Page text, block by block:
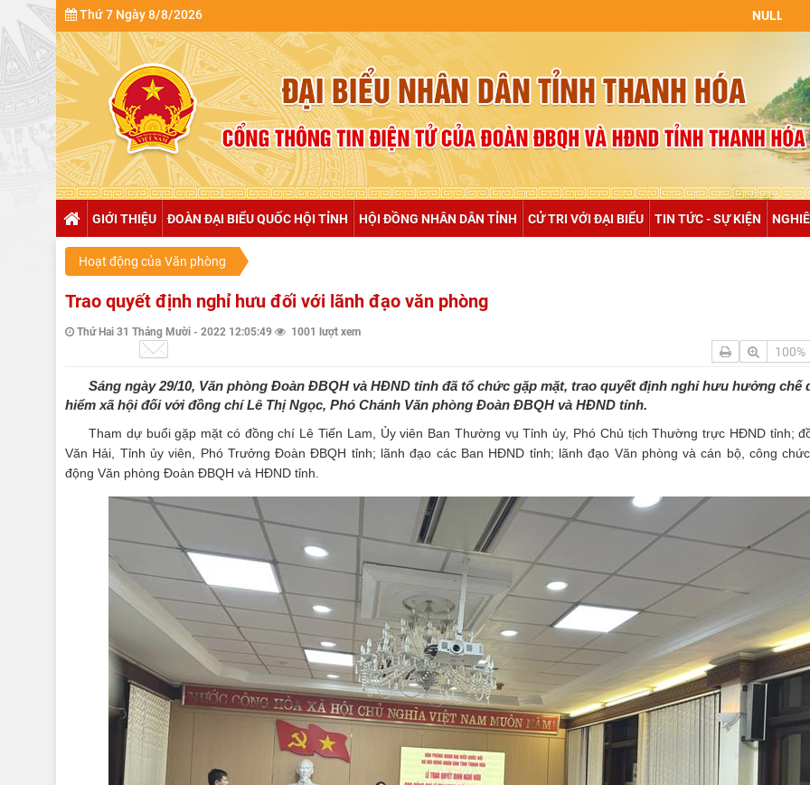
Thứ 7 Ngày 8/8/2026
GIỚI THIỆU ĐOÀN ĐẠI BIỂU QUỐC HỘI TỈNH HỘI ĐỒNG NHÂN DÂN TỈNH CỬ TRI VỚI ĐẠI BIỂU TIN TỨC - SỰ KIỆN
Hoạt động của Văn phòng
Trao quyết định nghỉ hưu đối với lãnh đạo văn phòng
Thứ Hai 31 Tháng Mười - 2022 12:05:49 1001 lượt xem
100%
Sáng ngày 29/10, Văn phòng Đoàn ĐBQH và HĐND tỉnh đã tổ chức gặp mặt, trao quyết định nghỉ hưu hưởng chế
hiểm xã hội đối với đồng chí Lê Thị Ngọc, Phó Chánh Văn phòng Đoàn ĐBQH và HĐND tỉnh.
Tham dự buổi gặp mặt có đồng chí Lê Tiến Lam, Ủy viên Ban Thường vụ Tỉnh ủy, Phó Chủ tịch Thường trực HĐND tỉnh;
Văn Hải, Tỉnh ủy viên, Phó Trưởng Đoàn ĐBQH tỉnh; lãnh đạo các Ban HĐND tỉnh; lãnh đạo Văn phòng và cán bộ, công
động Văn phòng Đoàn ĐBQH và HĐND tỉnh.